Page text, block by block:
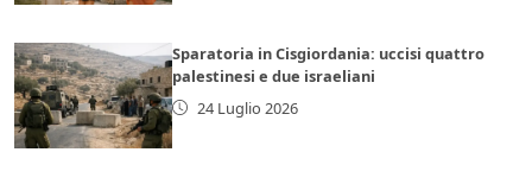
Sparatoria in Cisgiordania: uccisi quattro
palestinesi e due israeliani
24 Luglio 2026